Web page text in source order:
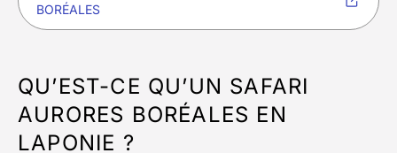
BORÉALES
QU’EST-CE QU’UN SAFARI
AURORES BORÉALES EN
LAPONIE ?